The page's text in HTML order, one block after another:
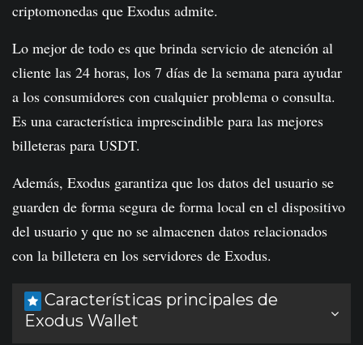
criptomonedas que Exodus admite.
Lo mejor de todo es que brinda servicio de atención al
cliente las 24 horas, los 7 días de la semana para ayudar
a los consumidores con cualquier problema o consulta.
Es una característica imprescindible para las mejores
billeteras para USDT.
Además, Exodus garantiza que los datos del usuario se
guarden de forma segura de forma local en el dispositivo
del usuario y que no se almacenen datos relacionados
con la billetera en los servidores de Exodus.
Características principales de
Exodus Wallet